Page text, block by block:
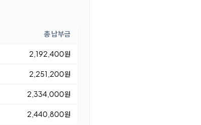
총 납부금
2,192,400원
2,251,200원
2,334,000원
2,440,800원